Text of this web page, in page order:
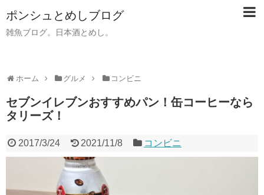
ポンシュとめしブログ
雑魚ブログ。日本酒とめし。
ホーム グルメ コンビニ
セブンイレブンおすすめパン！缶コーヒーなら
タリーズ！
2017/3/24 2021/11/8 コンビニ